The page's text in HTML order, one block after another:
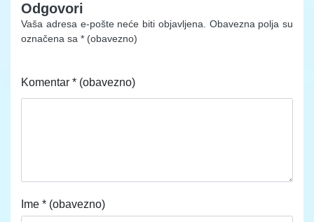
Odgovori
Vaša adresa e-pošte neće biti objavljena. Obavezna polja su
označena sa * (obavezno)
Komentar * (obavezno)
Ime * (obavezno)